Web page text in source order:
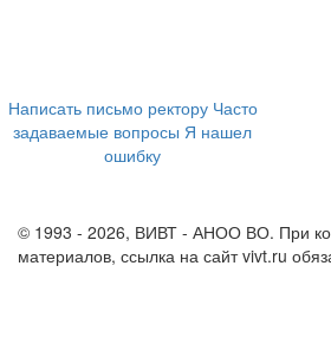
Написать письмо ректору Часто
задаваемые вопросы Я нашел
ошибку
© 1993 - 2026, ВИВТ - АНОО ВО. При
материалов, ссылка на сайт vivt.ru